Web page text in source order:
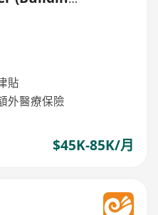
貼
外醫療保險
$45K-85K/月